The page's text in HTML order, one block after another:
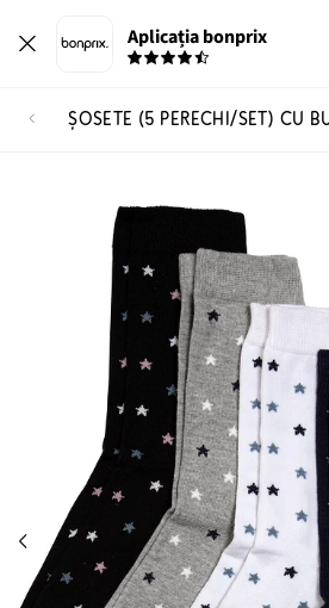
Aplicația bonprix
ȘOSETE (5 PERECHI/SET) CU